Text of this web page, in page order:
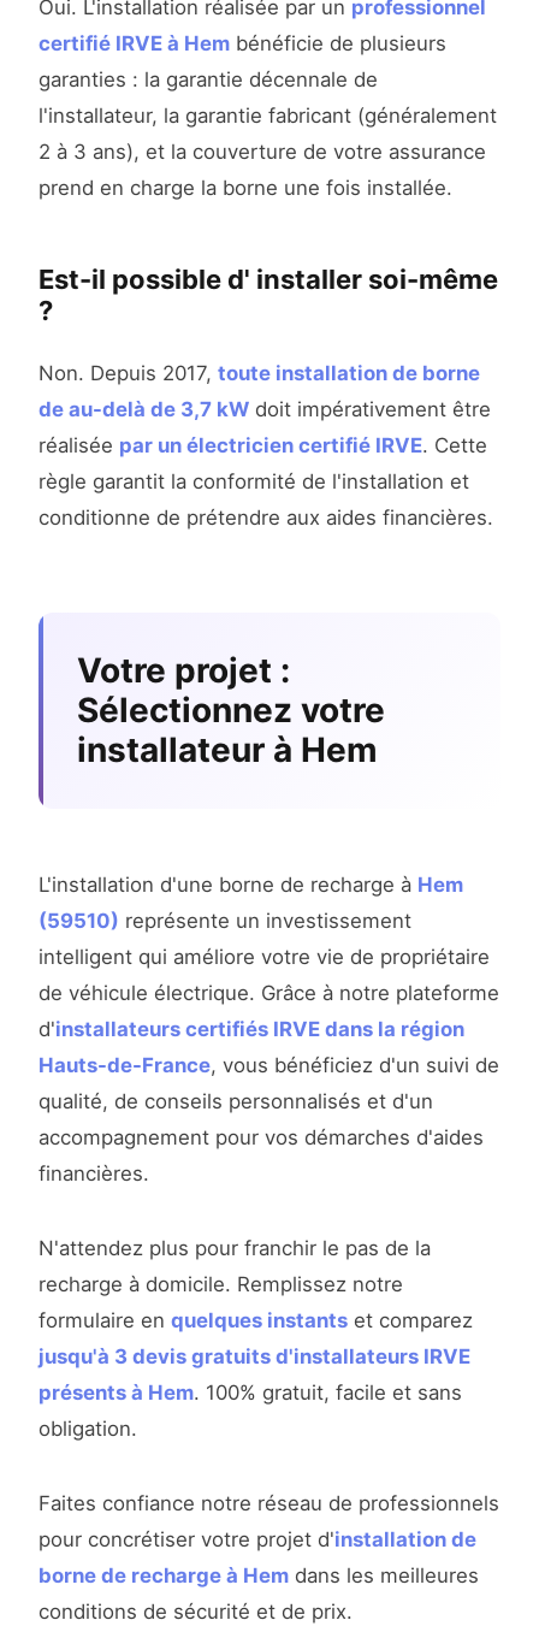
Oui. L'installation réalisée par un professionnel
certifié IRVE à Hem bénéficie de plusieurs
garanties : la garantie décennale de
l'installateur, la garantie fabricant (généralement
2 à 3 ans), et la couverture de votre assurance
prend en charge la borne une fois installée.
Est-il possible d' installer soi-même
?
Non. Depuis 2017, toute installation de borne
de au-delà de 3,7 kW doit impérativement être
réalisée par un électricien certifié IRVE. Cette
règle garantit la conformité de l'installation et
conditionne de prétendre aux aides financières.
Votre projet :
Sélectionnez votre
installateur à Hem
L'installation d'une borne de recharge à Hem
(59510) représente un investissement
intelligent qui améliore votre vie de propriétaire
de véhicule électrique. Grâce à notre plateforme
d'installateurs certifiés IRVE dans la région
Hauts-de-France, vous bénéficiez d'un suivi de
qualité, de conseils personnalisés et d'un
accompagnement pour vos démarches d'aides
financières.
N'attendez plus pour franchir le pas de la
recharge à domicile. Remplissez notre
formulaire en quelques instants et comparez
jusqu'à 3 devis gratuits d'installateurs IRVE
présents à Hem. 100% gratuit, facile et sans
obligation.
Faites confiance notre réseau de professionnels
pour concrétiser votre projet d'installation de
borne de recharge à Hem dans les meilleures
conditions de sécurité et de prix.